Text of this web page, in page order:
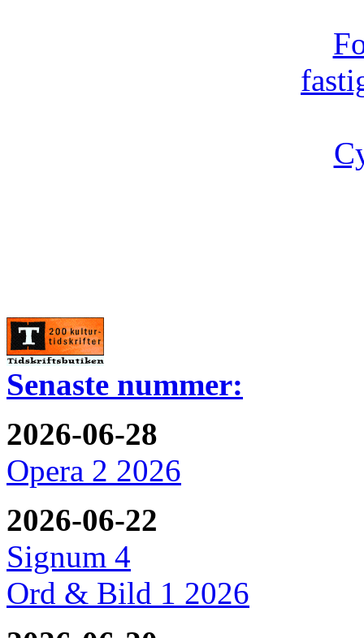
Senaste nummer:
2026-06-28
Opera 2 2026
2026-06-22
Signum 4
Ord & Bild 1 2026